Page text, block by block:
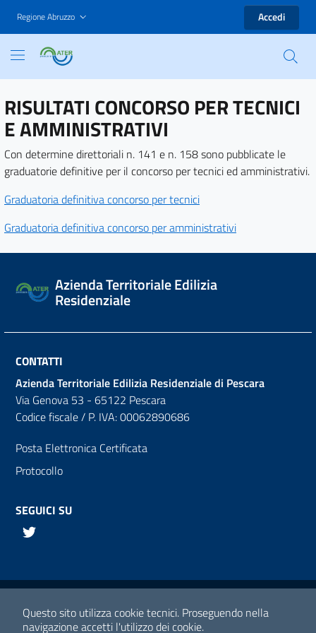
Regione Abruzzo Accedi
RISULTATI CONCORSO PER TECNICI
E AMMINISTRATIVI
Con determine direttoriali n. 141 e n. 158 sono pubblicate le
graduatorie definitive per il concorso per tecnici ed amministrativi.
Graduatoria definitiva concorso per tecnici
Graduatoria definitiva concorso per amministrativi
Azienda Territoriale Edilizia
Residenziale
CONTATTI
Azienda Territoriale Edilizia Residenziale di Pescara
Via Genova 53 - 65122 Pescara
Codice fiscale / P. IVA: 00062890686
Posta Elettronica Certificata
Protocollo
SEGUICI SU
Links utili
Media policy
Questo sito utilizza cookie tecnici. Proseguendo nella
navigazione accetti l'utilizzo dei cookie.